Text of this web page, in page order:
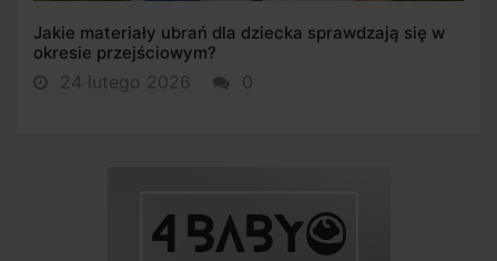
Jakie materiały ubrań dla dziecka sprawdzają się w
okresie przejściowym?
24 lutego 2026 0